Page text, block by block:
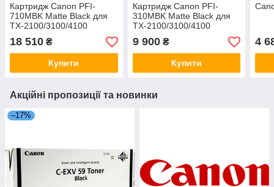
Картридж Canon PFI-
710MBK Matte Black для
TX-2100/3100/4100
18 510 ₴
Купити
Картридж Canon PFI-
310MBK Matte Black для
TX-2100/3100/4100
9 900₴
Купити
4
Акційні пропозиції та новинки
–17%